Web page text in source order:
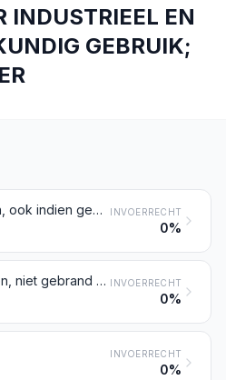
INDUSTRIEEL EN
GEBRUIK;
Sojabonen, ook indien gebroken INVOERRECHT
0%
Grondnoten, niet gebrand of op andere wijze door verhitting bereid, ook indien gedopt of gebroken INVOERRECHT
0%
INVOERRECHT
0%